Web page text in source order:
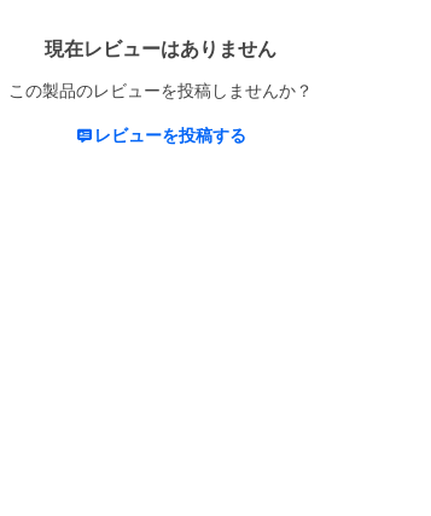
現在レビューはありません
この製品のレビューを投稿しませんか？
レビューを投稿する